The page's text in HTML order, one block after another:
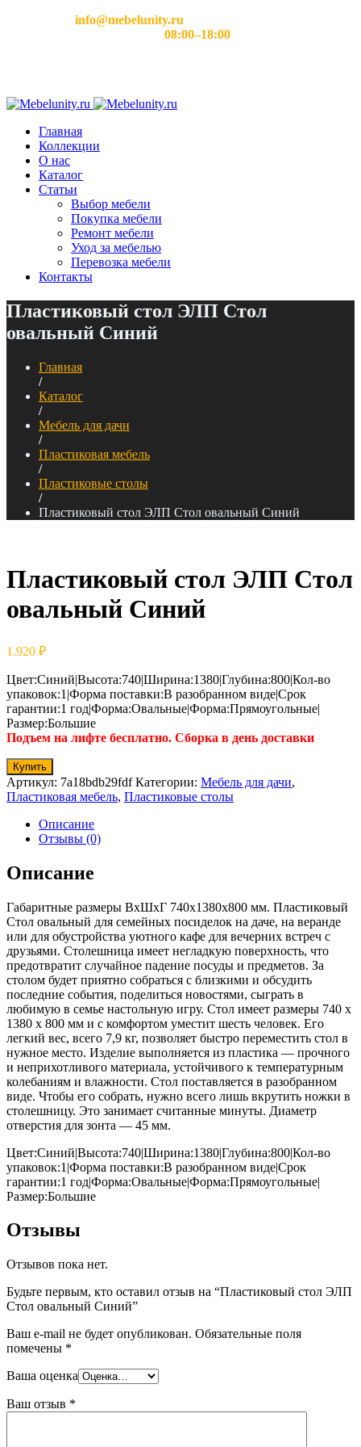
info@mebelunity.ru
08:00–18:00
Главная
Коллекции
О нас
Каталог
Статьи
Выбор мебели
Покупка мебели
Ремонт мебели
Уход за мебелью
Перевозка мебели
Контакты
Пластиковый стол ЭЛП Стол
овальный Синий
Главная
/
Каталог
/
Мебель для дачи
/
Пластиковая мебель
/
Пластиковые столы
/
Пластиковый стол ЭЛП Стол овальный Синий
Пластиковый стол ЭЛП Стол
овальный Синий
1.920 ₽
Цвет:Синий|Высота:740|Ширина:1380|Глубина:800|Кол-во
упаковок:1|Форма поставки:В разобранном виде|Срок
гарантии:1 год|Форма:Овальные|Форма:Прямоугольные|
Размер:Большие
Подъем на лифте бесплатно. Сборка в день доставки
Купить
Артикул: 7a18bdb29fdf Категории: Мебель для дачи,
Пластиковая мебель, Пластиковые столы
Описание
Отзывы (0)
Описание
Габаритные размеры ВхШхГ 740x1380x800 мм. Пластиковый
Стол овальный для семейных посиделок на даче, на веранде
или для обустройства уютного кафе для вечерних встреч с
друзьями. Столешница имеет негладкую поверхность, что
предотвратит случайное падение посуды и предметов. За
столом будет приятно собраться с близкими и обсудить
последние события, поделиться новостями, сыграть в
любимую в семье настольную игру. Стол имеет размеры 740 х
1380 х 800 мм и с комфортом уместит шесть человек. Его
легкий вес, всего 7,9 кг, позволяет быстро переместить стол в
нужное место. Изделие выполняется из пластика — прочного
и неприхотливого материала, устойчивого к температурным
колебаниям и влажности. Стол поставляется в разобранном
виде. Чтобы его собрать, нужно всего лишь вкрутить ножки в
столешницу. Это занимает считанные минуты. Диаметр
отверстия для зонта — 45 мм.
Цвет:Синий|Высота:740|Ширина:1380|Глубина:800|Кол-во
упаковок:1|Форма поставки:В разобранном виде|Срок
гарантии:1 год|Форма:Овальные|Форма:Прямоугольные|
Размер:Большие
Отзывы
Отзывов пока нет.
Будьте первым, кто оставил отзыв на “Пластиковый стол ЭЛП
Стол овальный Синий”
Ваш e-mail не будет опубликован. Обязательные поля
помечены *
Ваша оценка
Ваш отзыв *